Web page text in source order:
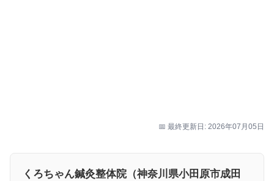
📅 最終更新日: 2026年07月05日
くろちゃん鍼灸整体院（神奈川県小田原市成田